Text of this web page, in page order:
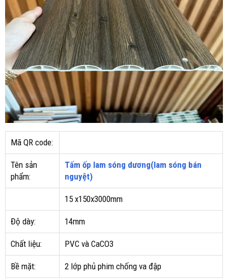
Mã QR code:
Tên sản
phẩm:
Tấm ốp lam sóng dương(lam sóng bán
nguyệt)
15 x150x3000mm
Độ dày: 14mm
Chất liệu: PVC và CaCO3
Bề mặt: 2 lớp phủ phim chống va đập